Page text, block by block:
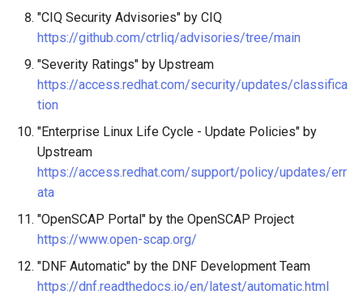
"CIQ Security Advisories" by CIQ
https://github.com/ctrliq/advisories/tree/main
"Severity Ratings" by Upstream
https://access.redhat.com/security/updates/classifica
tion
"Enterprise Linux Life Cycle - Update Policies" by
Upstream
https://access.redhat.com/support/policy/updates/err
ata
"OpenSCAP Portal" by the OpenSCAP Project
https://www.open-scap.org/
"DNF Automatic" by the DNF Development Team
https://dnf.readthedocs.io/en/latest/automatic.html